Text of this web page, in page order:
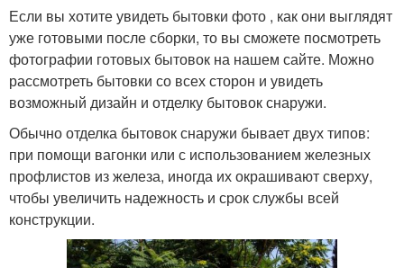
Если вы хотите увидеть бытовки фото , как они выглядят
уже готовыми после сборки, то вы сможете посмотреть
фотографии готовых бытовок на нашем сайте. Можно
рассмотреть бытовки со всех сторон и увидеть
возможный дизайн и отделку бытовок снаружи.
Обычно отделка бытовок снаружи бывает двух типов:
при помощи вагонки или с использованием железных
профлистов из железа, иногда их окрашивают сверху,
чтобы увеличить надежность и срок службы всей
конструкции.